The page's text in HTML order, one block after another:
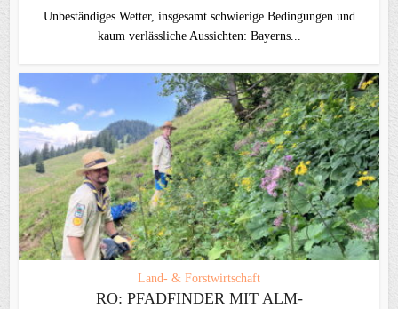
Unbeständiges Wetter, insgesamt schwierige Bedingungen und
kaum verlässliche Aussichten: Bayerns...
Land- & Forstwirtschaft
RO: PFADFINDER MIT ALM-